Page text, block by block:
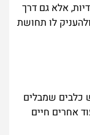
אלא גם דרך
לו תחושת
כלבים שמבלים
אחרים חיים